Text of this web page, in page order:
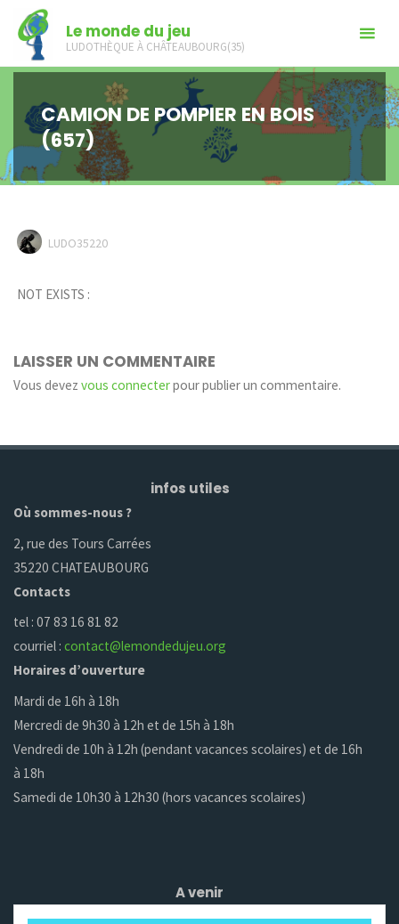
content
Le monde du jeu
LUDOTHÈQUE À CHÂTEAUBOURG(35)
CAMION DE POMPIER EN BOIS
(657)
LUDO35220
NOT EXISTS :
LAISSER UN COMMENTAIRE
Vous devezvous connecterpour publier un commentaire.
infos utiles
Où sommes-nous ?
2, rue des Tours Carrées
35220 CHATEAUBOURG
Contacts
tel : 07 83 16 81 82
courriel :contact@lemondedujeu.org
Horaires d’ouverture
Mardi de 16h à 18h
Mercredi de 9h30 à 12h et de 15h à 18h
Vendredi de 10h à 12h (pendant vacances scolaires) et de 16h
à 18h
Samedi de 10h30 à 12h30 (hors vacances scolaires)
A venir